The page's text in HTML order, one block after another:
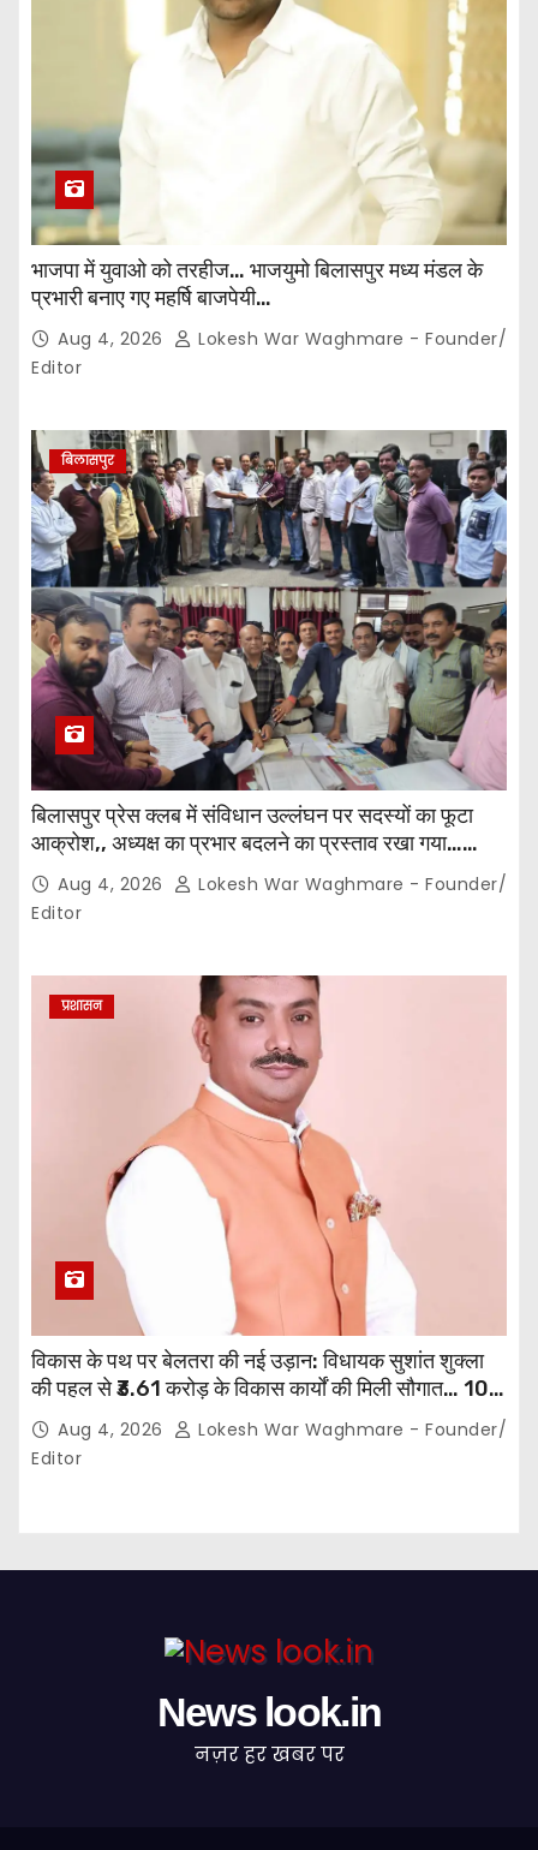
भाजपा में युवाओ को तरहीज… भाजयुमो बिलासपुर मध्य मंडल के
प्रभारी बनाए गए महर्षि बाजपेयी…
Aug 4, 2026
Lokesh War Waghmare - Founder/
Editor
बिलासपुर
बिलासपुर प्रेस क्लब में संविधान उल्लंघन पर सदस्यों का फूटा
आक्रोश,, अध्यक्ष का प्रभार बदलने का प्रस्ताव रखा गया…
करीब 150 सदस्यों की बैठक में कई अहम प्रस्ताव सर्वसम्मति से
पारित,, पत्रकारों ने कलेक्टर व सहायक पंजीयक को सौंपा
ज्ञापन…
Aug 4, 2026
Lokesh War Waghmare - Founder/
Editor
प्रशासन
विकास के पथ पर बेलतरा की नई उड़ान: विधायक सुशांत शुक्ला
की पहल से ₹3.61 करोड़ के विकास कार्यों की मिली सौगात… 10
गांवों में बनेंगे सामुदायिक भवन,, 11 स्थानों पर सीसी रोड निर्माण को
मिली प्रशासनिक स्वीकृति…
Aug 4, 2026
Lokesh War Waghmare - Founder/
Editor
News look.in
नज़र हर खबर पर